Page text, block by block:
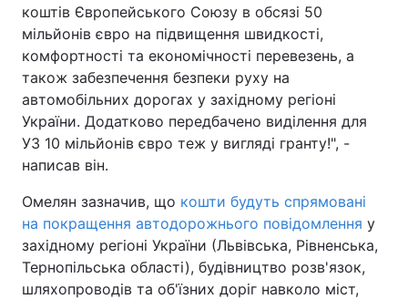
коштів Європейського Союзу в обсязі 50
мільйонів євро на підвищення швидкості,
комфортності та економічності перевезень, а
також забезпечення безпеки руху на
автомобільних дорогах у західному регіоні
України. Додатково передбачено виділення для
УЗ 10 мільйонів євро теж у вигляді гранту!", -
написав він.
Омелян зазначив, що кошти будуть спрямовані
на покращення автодорожнього повідомлення у
західному регіоні України (Львівська, Рівненська,
Тернопільська області), будівництво розв'язок,
шляхопроводів та об'їзних доріг навколо міст,